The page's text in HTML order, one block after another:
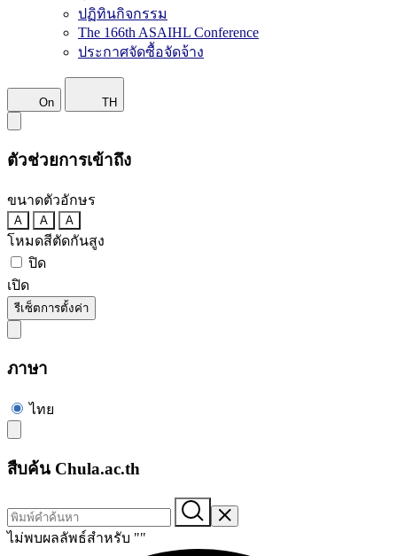
ปฏิทินกิจกรรม
The 166th ASAIHL Conference
ประกาศจัดซื้อจัดจ้าง
On TH
ตัวช่วยการเข้าถึง
ขนาดตัวอักษร
A A A
โหมดสีตัดกันสูง
ปิด
เปิด
รีเซ็ตการตั้งค่า
ภาษา
ไทย
สืบค้น Chula.ac.th
ไม่พบผลลัพธ์สำหรับ ""